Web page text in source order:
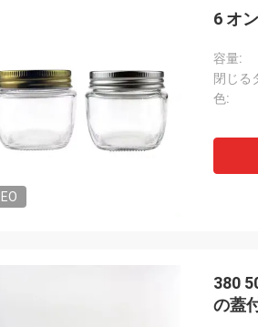
6 オ
容量:
閉じる
色:
380
の蓋